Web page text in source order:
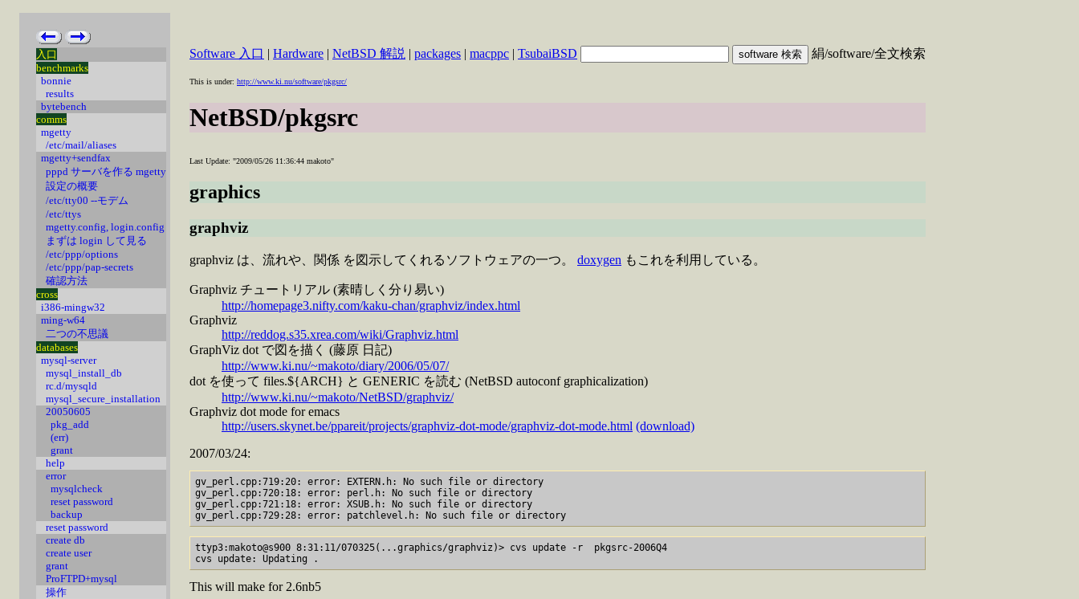
入口
benchmarks
bonnie
results
bytebench
comms
mgetty
/etc/mail/aliases
mgetty+sendfax
pppd サーバを作る mgetty
設定の概要
/etc/tty00 --モデム
/etc/ttys
mgetty.config, login.config
まずは login して見る
/etc/ppp/options
/etc/ppp/pap-secrets
確認方法
cross
i386-mingw32
ming-w64
二つの不思議
databases
mysql-server
mysql_install_db
rc.d/mysqld
mysql_secure_installation
20050605
pkg_add
(err)
grant
help
error
mysqlcheck
reset password
backup
reset password
create db
create user
grant
ProFTPD+mysql
操作
Software 入口 | Hardware | NetBSD 解説 | packages | macppc | TsubaiBSD 絹/software/全文検索
This is under: http://www.ki.nu/software/pkgsrc/
NetBSD/pkgsrc
Last Update: "2009/05/26 11:36:44 makoto"
graphics
graphviz
graphviz は、流れや、関係 を図示してくれるソフトウェアの一つ。 doxygen もこれを利用している。
Graphviz チュートリアル (素晴しく分り易い)
http://homepage3.nifty.com/kaku-chan/graphviz/index.html
Graphviz
http://reddog.s35.xrea.com/wiki/Graphviz.html
GraphViz dot で図を描く (藤原 日記)
http://www.ki.nu/~makoto/diary/2006/05/07/
dot を使って files.${ARCH} と GENERIC を読む (NetBSD autoconf graphicalization)
http://www.ki.nu/~makoto/NetBSD/graphviz/
Graphviz dot mode for emacs
http://users.skynet.be/ppareit/projects/graphviz-dot-mode/graphviz-dot-mode.html (download)
2007/03/24:
gv_perl.cpp:719:20: error: EXTERN.h: No such file or directory
gv_perl.cpp:720:18: error: perl.h: No such file or directory
gv_perl.cpp:721:18: error: XSUB.h: No such file or directory
ttyp3:makoto@s900 8:31:11/070325(...graphics/graphviz)> cvs update -r  pkgsrc-2006Q4
This will make for 2.6nb5